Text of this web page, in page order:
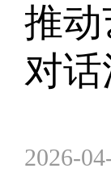
推
对
2026-